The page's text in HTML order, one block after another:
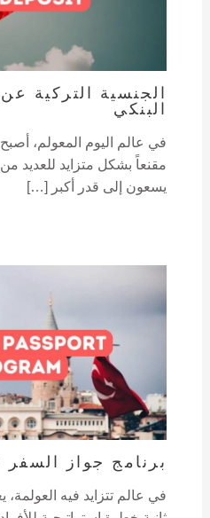
الجنسية التركية
البنكي
في عالم اليوم المعولم،
مقنعاً بشكل متزايد للعديد من
يسعون إلى قدر أكبر […]
برنامج جواز السفر
في عالم تتزايد فيه